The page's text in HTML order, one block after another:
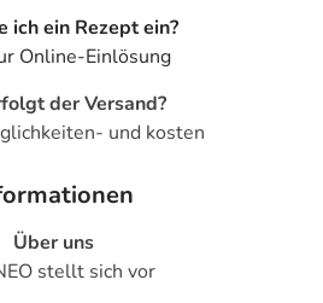
ich ein Rezept ein?
Online-Einlösung
der Versand?
und kosten
Über uns
stellt sich vor